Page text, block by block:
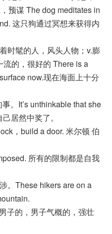
预谋 The dog meditates in
这只狗通过冥想来获得内
时髦的人，风头人物；v.膨
的，很好的 There is a
now.现在海面上十分
。It’s unthinkable that she
居然中奖了。
，build a door. 米尔顿 伯
所有的限制都是自我
。These hikers are on a
子的，男子气概的，强壮